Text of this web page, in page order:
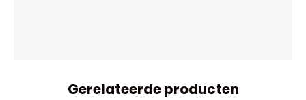
Gerelateerde producten